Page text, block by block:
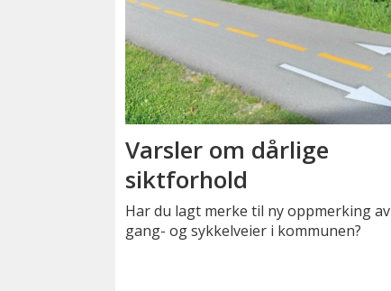
Varsler om dårlige
siktforhold
Har du lagt merke til ny oppmerking av
gang- og sykkelveier i kommunen?